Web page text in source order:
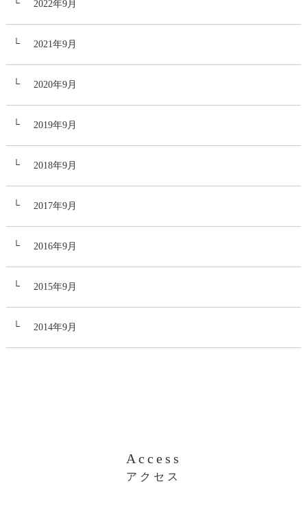
2022年9月
2021年9月
2020年9月
2019年9月
2018年9月
2017年9月
2016年9月
2015年9月
2014年9月
Access
アクセス